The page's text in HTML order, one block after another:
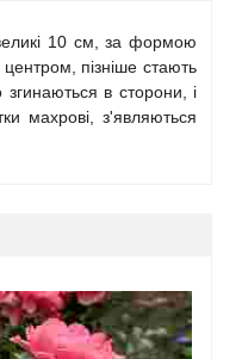
10 см, за формою
пізніше стають
в сторони, і
махрові, з'являються